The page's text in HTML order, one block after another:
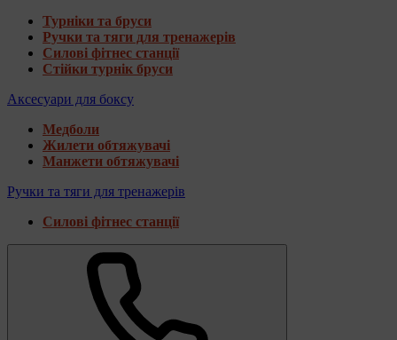
Турніки та бруси
Ручки та тяги для тренажерів
Силові фітнес станції
Стійки турнік бруси
Аксесуари для боксу
Медболи
Жилети обтяжувачі
Манжети обтяжувачі
Ручки та тяги для тренажерів
Силові фітнес станції